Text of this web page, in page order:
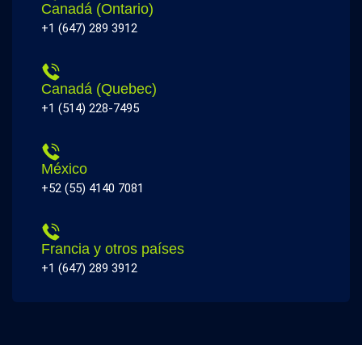
Canadá (Ontario)
+1 (647) 289 3912
Canadá (Quebec)
+1 (514) 228-7495
México
+52 (55) 4140 7081
Francia y otros países
+1 (647) 289 3912